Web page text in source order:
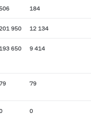
184
950 12 134
193 650 9 414
79
0